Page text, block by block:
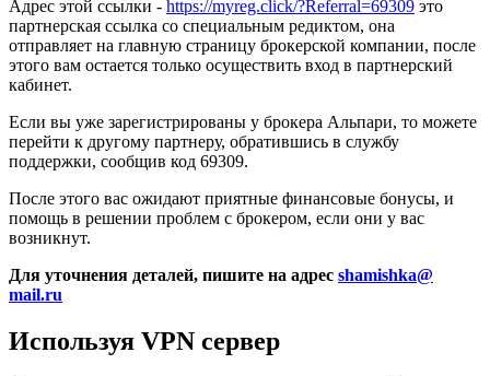
Адрес этой ссылки - https://myreg.click/?Referral=69309 это
партнерская ссылка со специальным редиктом, она
отправляет на главную страницу брокерской компании, после
этого вам остается только осуществить вход в партнерский
кабинет.
Если вы уже зарегистрированы у брокера Альпари, то можете
перейти к другому партнеру, обратившись в службу
поддержки, сообщив код 69309.
После этого вас ожидают приятные финансовые бонусы, и
помощь в решении проблем с брокером, если они у вас
возникнут.
Для уточнения деталей, пишите на адрес shamishka​@
mail.ru
Используя VPN сервер